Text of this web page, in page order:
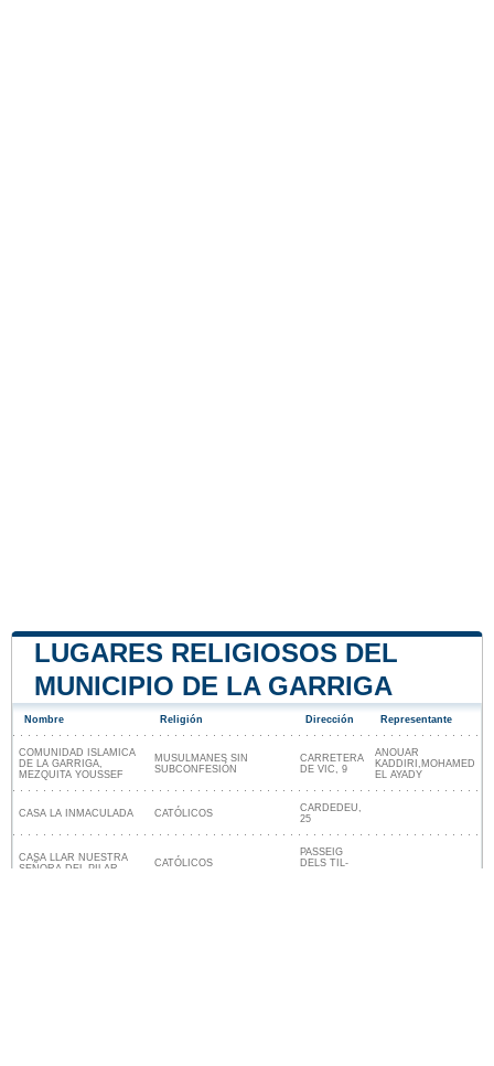
LUGARES RELIGIOSOS DEL
MUNICIPIO DE LA GARRIGA
Nombre Religión Dirección Representante
COMUNIDAD ISLAMICA
DE LA GARRIGA,
MEZQUITA YOUSSEF
MUSULMANES SIN
SUBCONFESIÓN
CARRETERA
DE VIC, 9
ANOUAR
KADDIRI,MOHAMED
EL AYADY
CASA LA INMACULADA CATÓLICOS
CARDEDEU,
25
CASA LLAR NUESTRA
SEÑORA DEL PILAR
CATÓLICOS
PASSEIG
DELS TIL-